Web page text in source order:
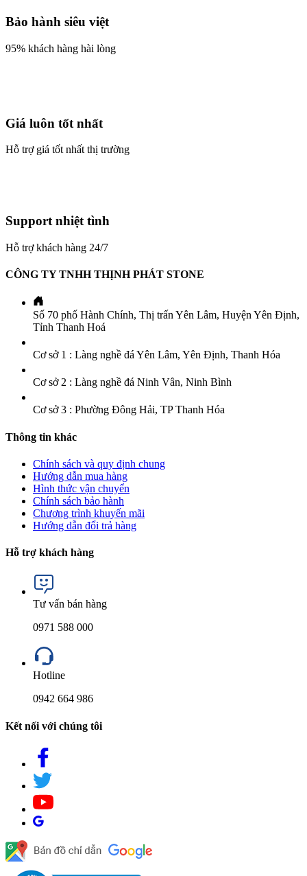
Bảo hành siêu việt
95% khách hàng hài lòng
Giá luôn tốt nhất
Hỗ trợ giá tốt nhất thị trường
Support nhiệt tình
Hỗ trợ khách hàng 24/7
CÔNG TY TNHH THỊNH PHÁT STONE
Số 70 phố Hành Chính, Thị trấn Yên Lâm, Huyện Yên Định,
Tỉnh Thanh Hoá
Cơ sở 1 : Làng nghề đá Yên Lâm, Yên Định, Thanh Hóa
Cơ sở 2 : Làng nghề đá Ninh Vân, Ninh Bình
Cơ sở 3 : Phường Đông Hải, TP Thanh Hóa
Thông tin khác
Chính sách và quy định chung
Hướng dẫn mua hàng
Hình thức vận chuyển
Chính sách bảo hành
Chương trình khuyến mãi
Hướng dẫn đổi trả hàng
Hỗ trợ khách hàng
Tư vấn bán hàng
0971 588 000
Hotline
0942 664 986
Kết nối với chúng tôi